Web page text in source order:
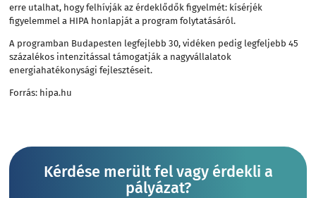
erre utalhat, hogy felhívják az érdeklődők figyelmét: kísérjék
figyelemmel a HIPA honlapját a program folytatásáról.
A programban Budapesten legfejlebb 30, vidéken pedig legfeljebb 45
százalékos intenzitással támogatják a nagyvállalatok
energiahatékonysági fejlesztéseit.
Forrás: hipa.hu
Kérdése merült fel vagy érdekli a
pályázat?